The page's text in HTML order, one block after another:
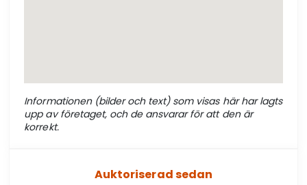
Informationen (bilder och text) som visas här har lagts
upp av företaget, och de ansvarar för att den är
korrekt.
Auktoriserad sedan